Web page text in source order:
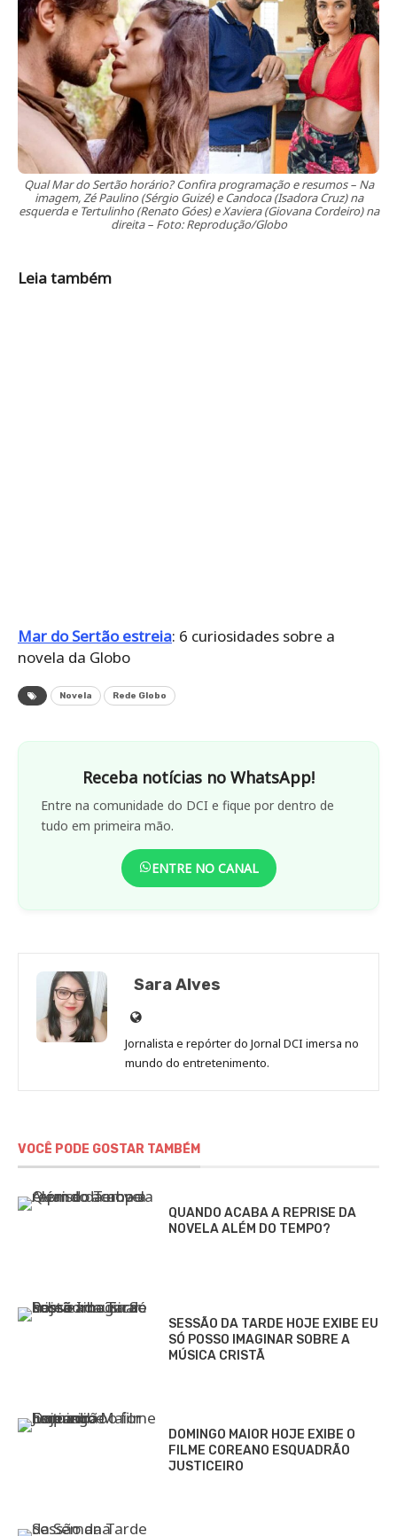
Qual Mar do Sertão horário? Confira programação e resumos – Na
imagem, Zé Paulino (Sérgio Guizé) e Candoca (Isadora Cruz) na
esquerda e Tertulinho (Renato Góes) e Xaviera (Giovana Cordeiro) na
direita – Foto: Reprodução/Globo
Leia também
Mar do Sertão estreia: 6 curiosidades sobre a
novela da Globo
Novela Rede Globo
Receba notícias no WhatsApp!
Entre na comunidade do DCI e fique por dentro de
tudo em primeira mão.
ENTRE NO CANAL
Sara Alves
Site
de
Sara
Jornalista e repórter do Jornal DCI imersa no
mundo do entretenimento.
VOCÊ PODE GOSTAR TAMBÉM
QUANDO ACABA A REPRISE DA
NOVELA ALÉM DO TEMPO?
SESSÃO DA TARDE HOJE EXIBE EU
SÓ POSSO IMAGINAR SOBRE A
MÚSICA CRISTÃ
DOMINGO MAIOR HOJE EXIBE O
FILME COREANO ESQUADRÃO
JUSTICEIRO